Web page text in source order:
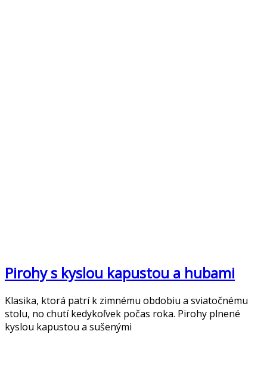
Pirohy s kyslou kapustou a hubami
Klasika, ktorá patrí k zimnému obdobiu a sviatočnému
stolu, no chutí kedykoľvek počas roka. Pirohy plnené
kyslou kapustou a sušenými